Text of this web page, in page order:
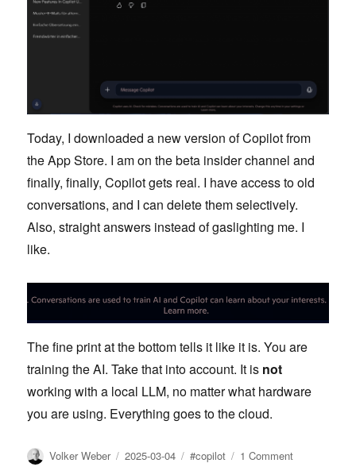
Today, I downloaded a new version of Copilot from
the App Store. I am on the beta insider channel and
finally, finally, Copilot gets real. I have access to old
conversations, and I can delete them selectively.
Also, straight answers instead of gaslighting me. I
like.
The fine print at the bottom tells it like it is. You are
training the AI. Take that into account. It is not
working with a local LLM, no matter what hardware
you are using. Everything goes to the cloud.
Author
Volker Weber
Posted
2025-03-04 Tags
#copilot 1 Commenton